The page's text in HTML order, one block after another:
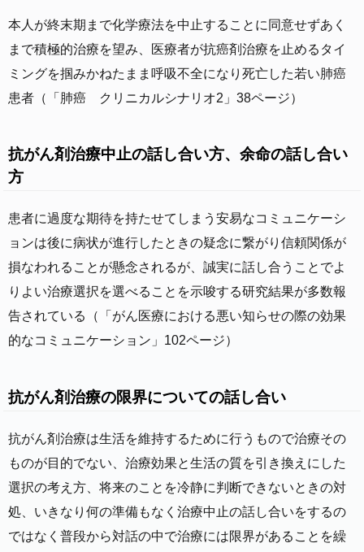
本人が終末期まで化学療法を中止することに同意せずあく
まで積極的治療を望み、医療者が抗癌剤治療を止めるタイ
ミングを掴みかねたまま呼吸不全になり死亡した若い肺癌
患者（「肺癌 クリニカルシナリオ2」38ページ）
抗がん剤治療中止の話し合い方、余命の話し合い
方
患者に過度な期待を持たせてしまう安易なコミュニケーシ
ョンは後に病状が進行したときの疑念に繋がり信頼関係が
損なわれることが懸念されるが、誠実に話し合うことでよ
りよい治療選択を選べることを示唆する研究結果が多数報
告されている（「がん医療における悪い知らせの際の効果
的なコミュニケーション」102ページ）
抗がん剤治療の限界についての話し合い
抗がん剤治療は生活を維持するために行うもので治療その
ものが目的でない、治療効果と生活の質を引き換えにした
選択の考え方、将来のことを冷静に判断できないときの対
処、いきなり何の準備もなく治療中止の話し合いをするの
ではなく普段から対話の中で治療には限界があることを繰